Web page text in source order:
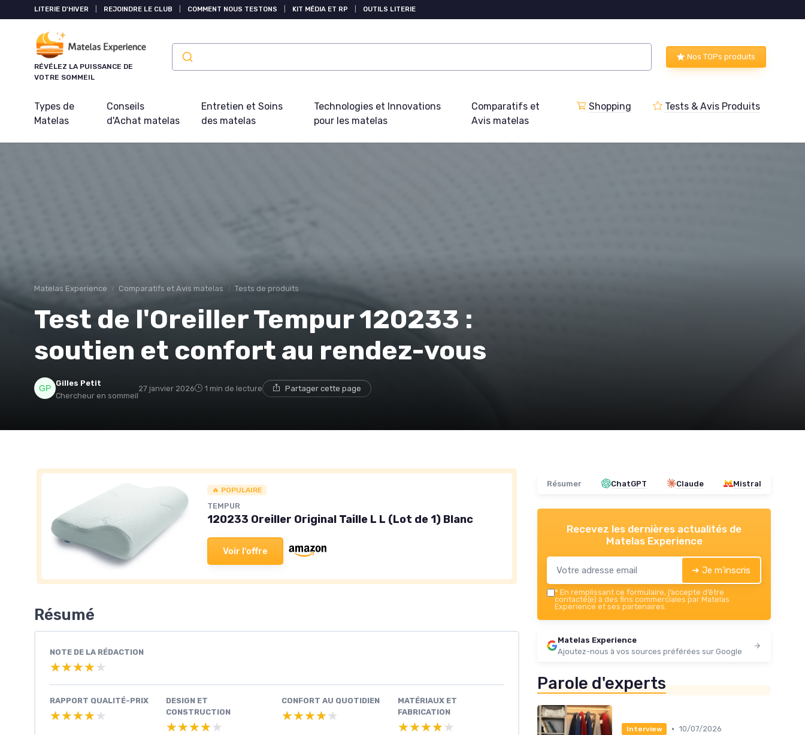
LITERIE D'HIVER REJOINDRE LE CLUB COMMENT NOUS TESTONS KIT MÉDIA ET RP OUTILS LITERIE
RÉVÉLEZ LA PUISSANCE DE
VOTRE SOMMEIL
Nos TOPs produits
Types de
Matelas
Conseils
d'Achat matelas
Entretien et Soins
des matelas
Technologies et Innovations
pour les matelas
Comparatifs et
Avis matelas
Shopping Tests & Avis Produits
Matelas Experience Comparatifs et Avis matelas Tests de produits
Test de l'Oreiller Tempur 120233 :
soutien et confort au rendez-vous
Gilles Petit
Chercheur en sommeil
27 janvier 2026 1 min de lecture Partager cette page
🔥 POPULAIRE
TEMPUR
120233 Oreiller Original Taille L L (Lot de 1) Blanc
Voir l'offre
Résumé
NOTE DE LA RÉDACTION
★★★★★
★★★★★
RAPPORT QUALITÉ-PRIX
★★★★★
★★★★★
DESIGN ET
CONSTRUCTION
★★★★★
★★★★★
CONFORT AU QUOTIDIEN
★★★★★
★★★★★
MATÉRIAUX ET
FABRICATION
★★★★★
★★★★★
Résumer ChatGPT Claude Mistral
Recevez les dernières actualités de
Matelas Experience
➔ Je m'inscris
* En remplissant ce formulaire, j’accepte d’être
contacté(e) à des fins commerciales par Matelas
Experience et ses partenaires.
Matelas Experience
Ajoutez-nous à vos sources préférées sur Google
Parole d'experts
Interview • 10/07/2026
Panneau de gestion des cookies